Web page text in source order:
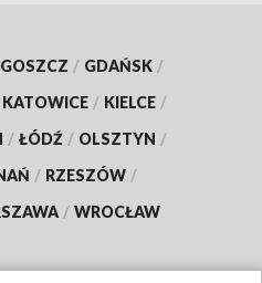
/ GDAŃSK /
KATOWICE / KIELCE /
/ ŁÓDŹ / OLSZTYN /
/ RZESZÓW /
/ WROCŁAW